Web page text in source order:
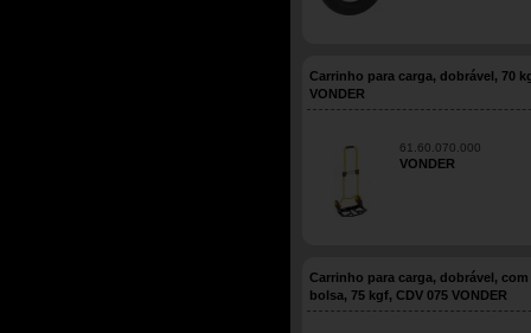
Carrinho para carga, dobrável, 70
VONDER
61.60.070.000
VONDER
Carrinho para carga, dobrável, com
bolsa, 75 kgf, CDV 075 VONDER